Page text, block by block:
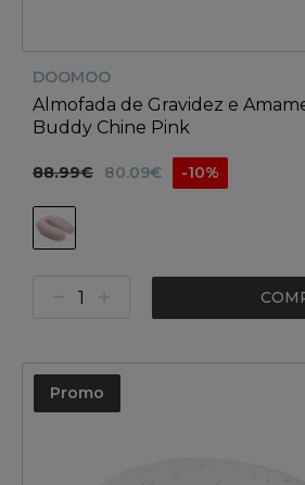
DOOMOO
Almofada de Gravidez e
Buddy Chine Pink
88.99€ 80.09€ -10%
Promo